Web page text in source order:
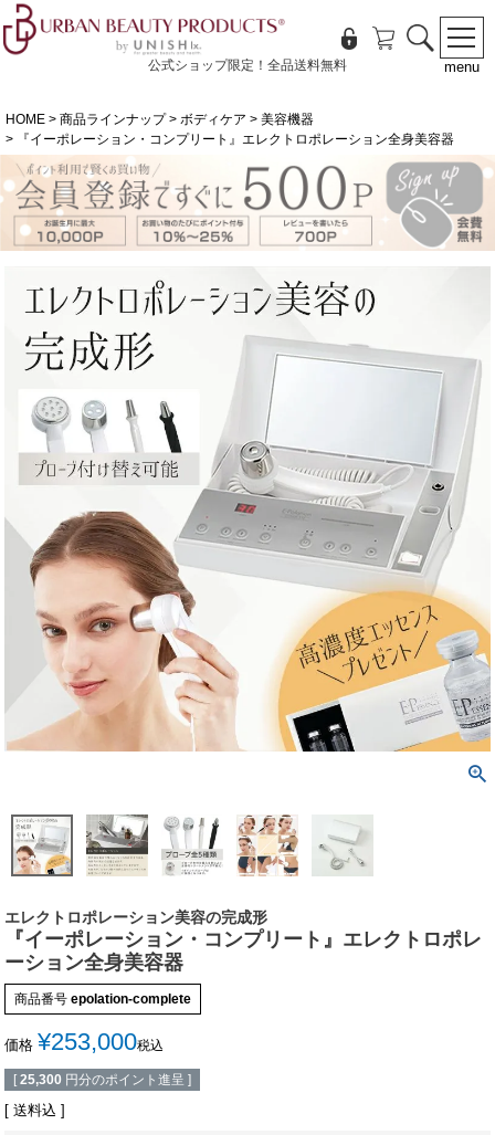
menu
公式ショップ限定！全品送料無料
HOME 商品ラインナップ ボディケア
美容機器
『イーポレーション・コンプリート』エレクトロポレーション全身美容器
エレクトロポレーション美容の完成形
『イーポレーション・コンプリート』エレクトロポレ
ーション全身美容器
商品番号 epolation-complete
価格 ¥253,000税込
[ 25,300 円分のポイント進呈 ]
送料込